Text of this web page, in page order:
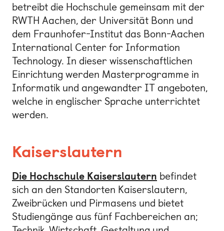
betreibt die Hochschule gemeinsam mit der
RWTH Aachen, der Universität Bonn und
dem Fraunhofer-Institut das Bonn-Aachen
International Center for Information
Technology. In dieser wissenschaftlichen
Einrichtung werden Masterprogramme in
Informatik und angewandter IT angeboten,
welche in englischer Sprache unterrichtet
werden.
Kaiserslautern
Die Hochschule Kaiserslautern befindet
sich an den Standorten Kaiserslautern,
Zweibrücken und Pirmasens und bietet
Studiengänge aus fünf Fachbereichen an;